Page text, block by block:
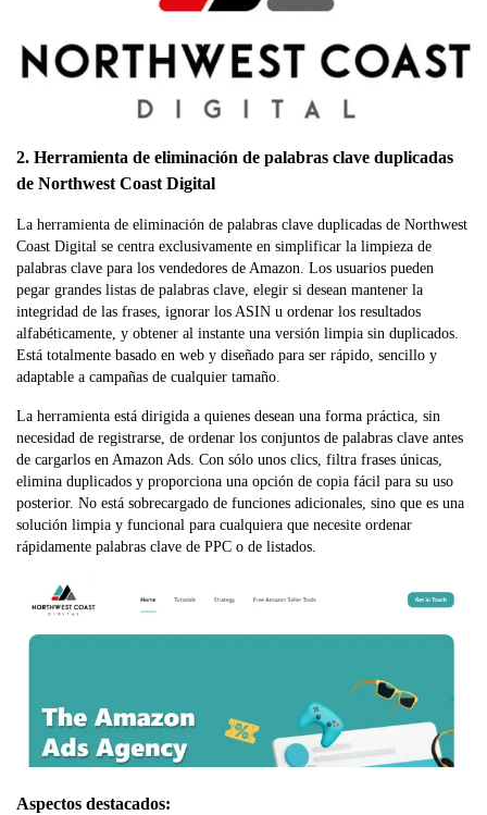
2. Herramienta de eliminación de palabras clave duplicadas
de Northwest Coast Digital
La herramienta de eliminación de palabras clave duplicadas de Northwest
Coast Digital se centra exclusivamente en simplificar la limpieza de
palabras clave para los vendedores de Amazon. Los usuarios pueden
pegar grandes listas de palabras clave, elegir si desean mantener la
integridad de las frases, ignorar los ASIN u ordenar los resultados
alfabéticamente, y obtener al instante una versión limpia sin duplicados.
Está totalmente basado en web y diseñado para ser rápido, sencillo y
adaptable a campañas de cualquier tamaño.
La herramienta está dirigida a quienes desean una forma práctica, sin
necesidad de registrarse, de ordenar los conjuntos de palabras clave antes
de cargarlos en Amazon Ads. Con sólo unos clics, filtra frases únicas,
elimina duplicados y proporciona una opción de copia fácil para su uso
posterior. No está sobrecargado de funciones adicionales, sino que es una
solución limpia y funcional para cualquiera que necesite ordenar
rápidamente palabras clave de PPC o de listados.
Aspectos destacados: